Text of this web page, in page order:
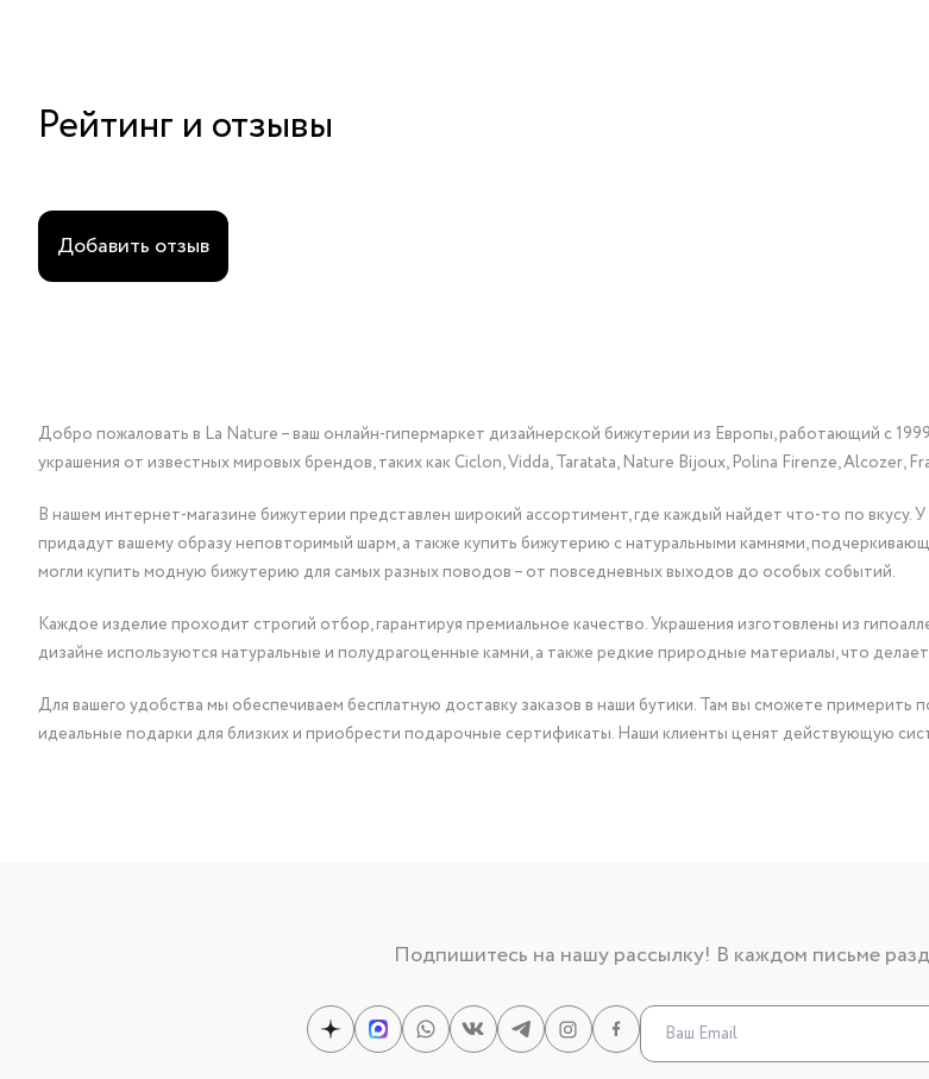
Рейтинг и отзывы
Добавить отзыв
Добро пожаловать в La Nature – ваш онлайн-гипермаркет дизайнерской бижутерии из Европы, работающий с
украшения от известных мировых брендов, таких как Ciclon, Vidda, Taratata, Nature Bijoux, Polina Firenze, Alcozer,
В нашем интернет-магазине бижутерии представлен широкий ассортимент, где каждый найдет что-то по
придадут вашему образу неповторимый шарм, а также купить бижутерию с натуральными камнями,
могли купить модную бижутерию для самых разных поводов – от повседневных выходов до особых событий.
Каждое изделие проходит строгий отбор, гарантируя премиальное качество. Украшения изготовлены из
дизайне используются натуральные и полудрагоценные камни, а также редкие природные материалы, что
Для вашего удобства мы обеспечиваем бесплатную доставку заказов в наши бутики. Там вы сможете
идеальные подарки для близких и приобрести подарочные сертификаты. Наши клиенты ценят действующую
Подпишитесь на нашу рассылку! В каждом письме